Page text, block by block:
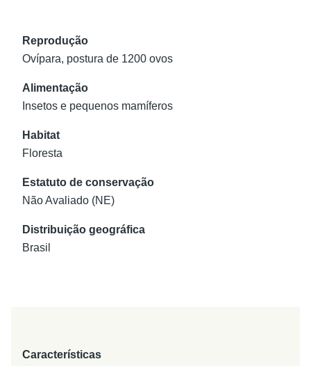
Reprodução
Ovípara, postura de 1200 ovos
Alimentação
Insetos e pequenos mamíferos
Habitat
Floresta
Estatuto de conservação
Não Avaliado (NE)
Distribuição geográfica
Brasil
Características